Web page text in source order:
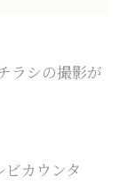
ラシの撮影が
カウンタ